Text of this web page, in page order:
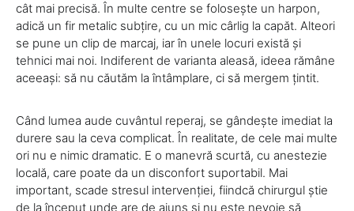
cât mai precisă. În multe centre se folosește un harpon,
adică un fir metalic subțire, cu un mic cârlig la capăt. Alteori
se pune un clip de marcaj, iar în unele locuri există și
tehnici mai noi. Indiferent de varianta aleasă, ideea rămâne
aceeași: să nu căutăm la întâmplare, ci să mergem țintit.
Când lumea aude cuvântul reperaj, se gândește imediat la
durere sau la ceva complicat. În realitate, de cele mai multe
ori nu e nimic dramatic. E o manevră scurtă, cu anestezie
locală, care poate da un disconfort suportabil. Mai
important, scade stresul intervenției, fiindcă chirurgul știe
de la început unde are de ajuns și nu este nevoie să